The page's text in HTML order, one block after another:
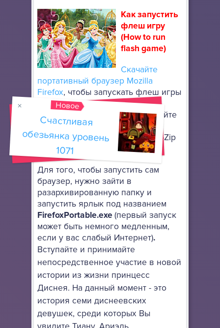
Как запустить
флеш игру
(How to run
flash game)
Скачайте
портативный браузер Mozilla
Firefox, чтобы запускать флеш игры
онлайн. Он не требует особой
установки: просто разархивируйте
его в любое место, используя
архиватор, поддерживающий 7-Zip
архивы.
Для того, чтобы запустить сам
браузер, нужно зайти в
разархивированную папку и
запустить ярлык под названием
FirefoxPortable.exe(первый запуск
может быть немного медленным,
если у вас слабый Интернет).
Вступайте и принимайте
непосредственное участие в новой
истории из жизни принцесс
Диснея. На данный момент - это
история семи диснеевских
девушек, среди которых Вы
Новое
Счастливая
обезьянка уровень
1071